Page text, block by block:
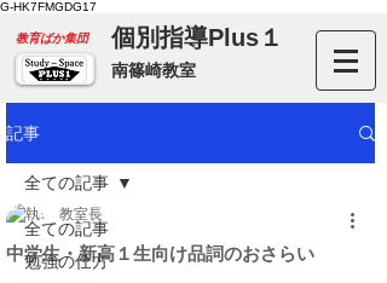
G-HK7FMGDG17
​教育ばか集団 個別指導Plus１
南篠崎教室
記事
全ての記事
勉強の仕方
全ての記事
中学生・新高１生向け品詞のおさらい
教室長